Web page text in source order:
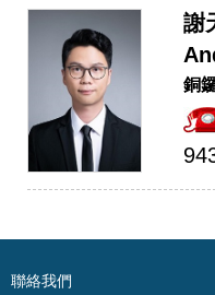
謝
銅
聯絡我們